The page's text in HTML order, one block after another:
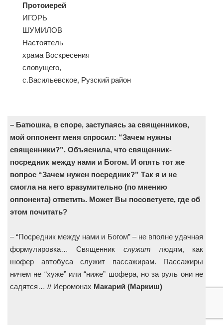
Протоиерей
ИГОРЬ
ШУМИЛОВ
Настоятель
храма Воскресения
cловущего,
с.Васильевское, Рузский район
– Батюшка, в споре, заступаясь за священников,
мой оппонент меня спросил: “Зачем нужны
священники?”. Объяснила, что священник-
посредник между нами и Богом. И опять тот же
вопрос “Зачем нужен посредник?” Так я и не
смогла на него вразумительно (по мнению
оппонента) ответить. Может Вы посоветуете, где об
этом почитать?
– “Посредник между нами и Богом” – не вполне удачная
формулировка… Священник служит людям, как
шофер автобуса служит пассажирам. Пассажиры
ничем не “хуже” или “ниже” шофера, но за руль они не
садятся… // Иеромонах Макарий (Маркиш)